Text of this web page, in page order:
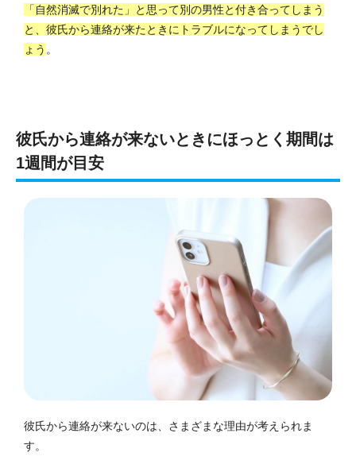
「自然消滅で別れた」と思って別の男性と付き合ってしまう
と、彼氏から連絡が来たときにトラブルになってしまうでし
ょう 。
彼氏から連絡が来ないときにほっとく期間は
1週間が目安
彼氏から連絡が来ないのは、さまざまな理由が考えられま
す。